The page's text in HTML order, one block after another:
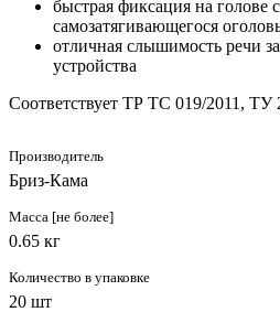
быстрая фиксация на
самозатягивающегося
отличная слышимость речи
устройства
Соответствует ТР ТС 019/2011, ТУ
Производитель
Бриз-Кама
Масса [не более]
0.65 кг
Количество в упаковке
20 шт